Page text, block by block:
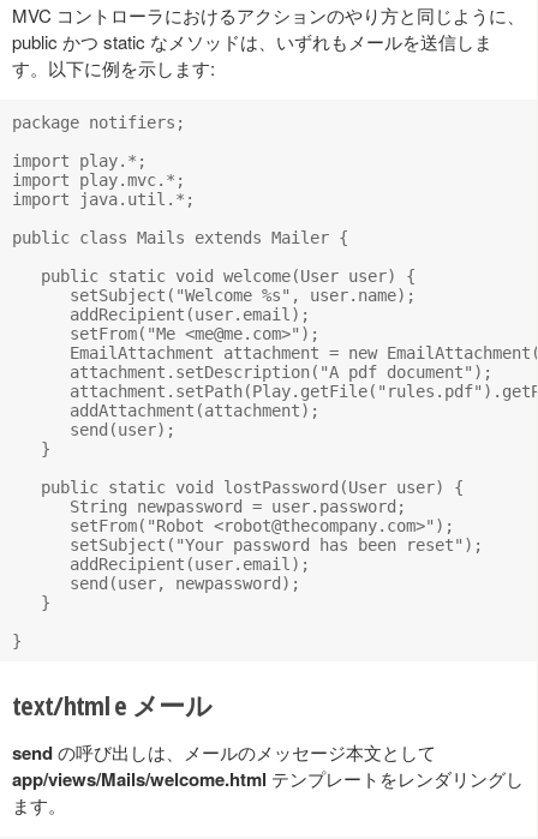
MVC コントローラにおけるアクションのやり方と同じように、
public かつ static なメソッドは、いずれもメールを送信しま
す。以下に例を示します:
package notifiers;
import play.*;
import play.mvc.*;
import java.util.*;
public class Mails extends Mailer {
   public static void welcome(User user) {
      setSubject("Welcome %s", user.name);
      addRecipient(user.email);
      setFrom("Me <
me@me.com>");
EmailAttachment attachment = new
      attachment.setDescription("A pdf document");
      addAttachment(attachment);
      send(user);
   }
   public static void lostPassword(User user) {
      String newpassword = user.password;
      setFrom("Robot <
robot@thecompany.com>");
      setSubject("Your password has been reset");
      addRecipient(user.email);
      send(user, newpassword);
   }
text/html e メール
sendの呼び出しは、メールのメッセージ本文として
app/views/Mails/welcome.html テンプレートをレンダリングし
ます。